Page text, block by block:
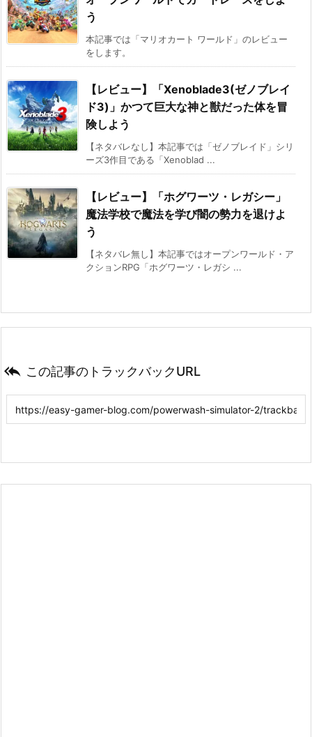
う
本記事では「マリオカート ワールド」のレビュー
をします。
【レビュー】「Xenoblade3(ゼノブレイ
ド3)」かつて巨大な神と獣だった体を冒
険しよう
【ネタバレなし】本記事では「ゼノブレイド」シリ
ーズ3作目である「Xenoblad ...
【レビュー】「ホグワーツ・レガシー」
魔法学校で魔法を学び闇の勢力を退けよ
う
【ネタバレ無し】本記事ではオープンワールド・ア
クションRPG「ホグワーツ・レガシ ...
 この記事のトラックバックURL